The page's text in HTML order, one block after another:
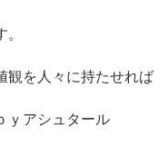
観を人々に持たせれば
ｙアシュタール